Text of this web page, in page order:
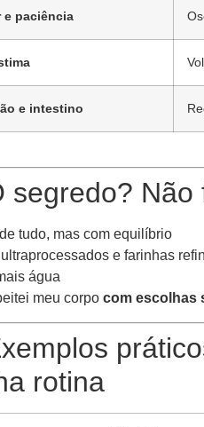
e paciência
e intestino
segredo? Não
tudo, mas com equilíbrio
e farinhas
água
meu corpo com escolhas
rotina